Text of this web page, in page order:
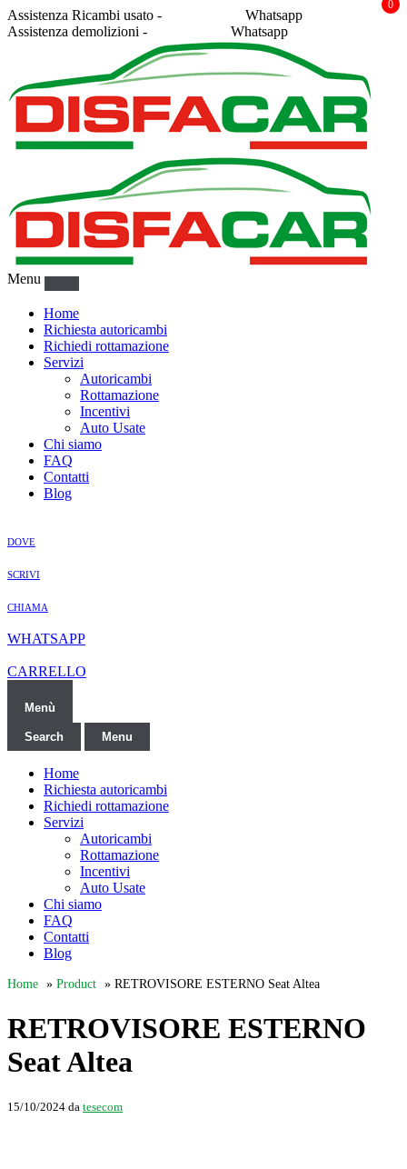
Assistenza Ricambi usato -
Whatsapp
Assistenza demolizioni -
Whatsapp
Menu
Home
Richiesta autoricambi
Richiedi rottamazione
Servizi
Autoricambi
Rottamazione
Incentivi
Auto Usate
Chi siamo
FAQ
Contatti
Blog
DOVE
SCRIVI
CHIAMA
WHATSAPP
0
CARRELLO
Menù
Search Menu
Home
Richiesta autoricambi
Richiedi rottamazione
Servizi
Autoricambi
Rottamazione
Incentivi
Auto Usate
Chi siamo
FAQ
Contatti
Blog
Home » Product » RETROVISORE ESTERNO Seat Altea
RETROVISORE ESTERNO
Seat Altea
15/10/2024 da tesecom